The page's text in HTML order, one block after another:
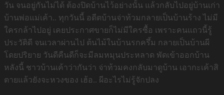
วัน จนอยู่กันไม่ได้ ต้องปิดบ้านไว้อย่างนั้น แล้วกลับไปอยู่บ้านเก่า
บ้านพ่อแม่เค้า.. ทุกวันนี้ อดีตบ้านจ่าท้วมกลายเป็นบ้านร้าง ไม่มี
ใครกล้าไปอยู่ เคยประกาศขายก็ไม่มีใครซื้อ เพราะคนแถวนี้รู้
ประวัติดี จนเวลาผ่านไป ต้นไม้ในบ้านรกครึ้ม กลายเป็นบ้านผี
โดยปริยาย วันดีคืนดีก็จะมีลมหมุนประหลาด พัดเข้าออกบ้าน
หลังนี้ ชาวบ้านเค้าว่ากันว่า จ่าท้วมคงกลับมาดูบ้าน เอากะเค้าสิ
ตายแล้วยังจะหวงของ เฮ้อ.. ผีอะไรไม่รู้จักปลง